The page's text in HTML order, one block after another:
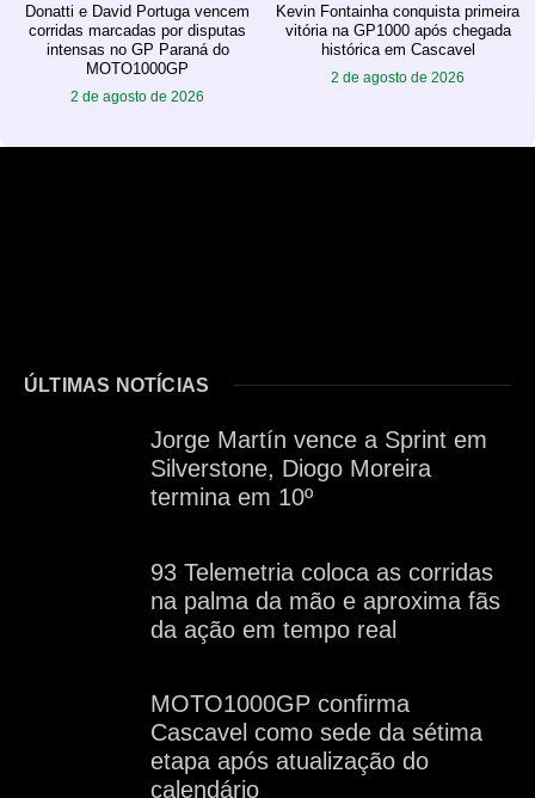
Donatti e David Portuga vencem
corridas marcadas por disputas
intensas no GP Paraná do
MOTO1000GP
2 de agosto de 2026
Kevin Fontainha conquista primeira
vitória na GP1000 após chegada
histórica em Cascavel
2 de agosto de 2026
ÚLTIMAS NOTÍCIAS
Jorge Martín vence a Sprint em
Silverstone, Diogo Moreira
termina em 10º
93 Telemetria coloca as corridas
na palma da mão e aproxima fãs
da ação em tempo real
MOTO1000GP confirma
Cascavel como sede da sétima
etapa após atualização do
calendário